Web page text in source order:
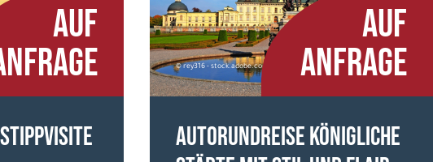
AUF
© rey316 - stock.adobe.com
AUF
ANFRAGE
Autorundreise Königliche